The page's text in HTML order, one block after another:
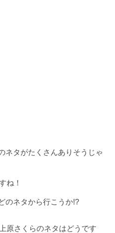
タがたくさんありそうじゃ
ね！
ネタから行こうか!?
原さくらのネタはどうです